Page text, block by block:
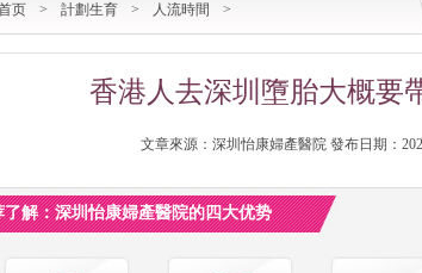
页 > 計劃生育 > 人流時間 >
香港人去深圳墮胎大概要
文章來源：深圳怡康婦產醫院 發布日期：
了解：深圳怡康婦產醫院的四大优势